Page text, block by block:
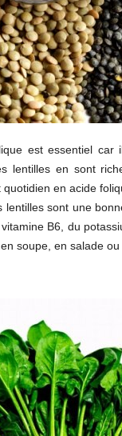
est essentiel
lentilles en sont
en acide
sont une
B6, du
soupe, en salade